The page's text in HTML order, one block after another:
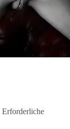
Erforderliche